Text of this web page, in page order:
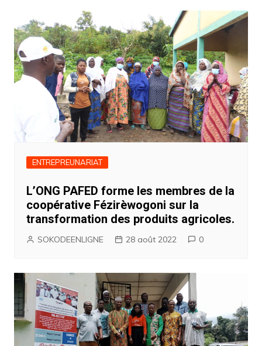
ENTREPREUNARIAT
L’ONG PAFED forme les membres de la
coopérative Fézirèwogoni sur la
transformation des produits agricoles.
SOKODEENLIGNE 28 août 2022 0